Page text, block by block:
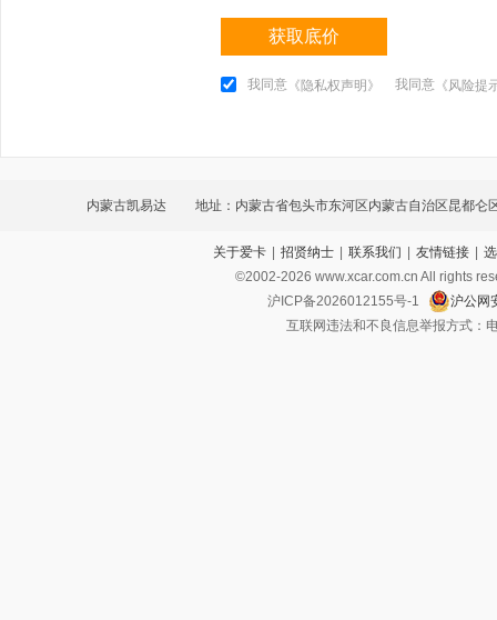
获取底价
我同意 《隐私权声明》 我同意 《风险提
内蒙古凯易达 地址：内蒙古省包头市东河区内蒙古自治区昆都仑
路交叉口路东一楼底店
关于爱卡 | 招贤纳士 | 联系我们 | 友情链接 |
©2002-2026 www.xcar.com.cn All rights
沪ICP备2026012155号-1
沪公网
互联网违法和不良信息举报方式：